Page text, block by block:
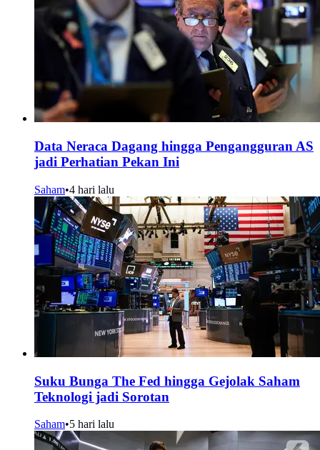
Data Neraca Dagang hingga Pengangguran AS
jadi Perhatian Pekan Ini
Saham•4 hari lalu
Suku Bunga The Fed hingga Gejolak Saham
Teknologi jadi Sorotan
Saham•5 hari lalu